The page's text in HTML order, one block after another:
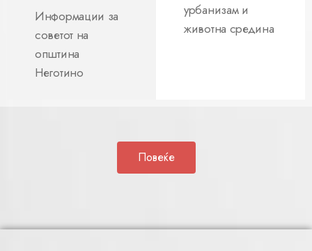
Информации за
советот на
општина
Неготино
урбанизам и
животна средина
Повеќе